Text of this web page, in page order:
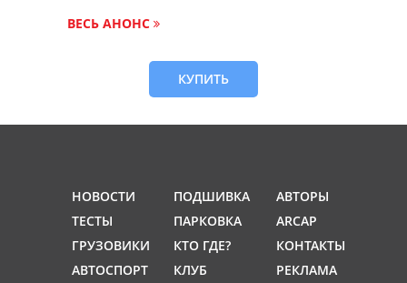
ВЕСЬ АНОНС
КУПИТЬ
НОВОСТИ
ТЕСТЫ
ГРУЗОВИКИ
АВТОСПОРТ
ПОДШИВКА
ПАРКОВКА
КТО ГДЕ?
КЛУБ
АВТОРЫ
ARCAP
КОНТАКТЫ
РЕКЛАМА